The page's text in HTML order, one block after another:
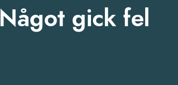
Något gick fel